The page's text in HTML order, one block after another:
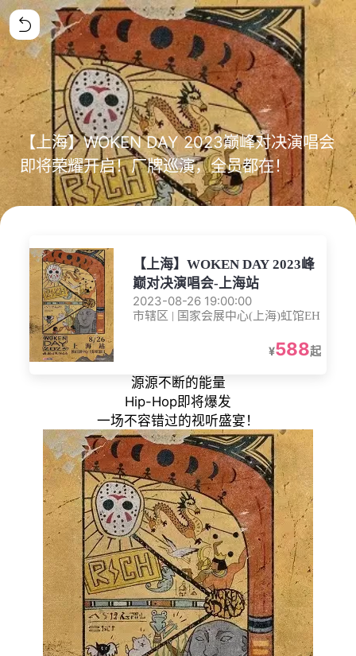
【上海】WOKEN DAY 2023巅峰对决演唱会
即将荣耀开启！厂牌巡演，全员都在！
【上海】WOKEN DAY 2023峰
巅对决演唱会-上海站
2023-08-26 19:00:00
市辖区 | 国家会展中心(上海)虹馆EH
¥588起
源源不断的能量
Hip-Hop即将爆发
一场不容错过的视听盛宴！